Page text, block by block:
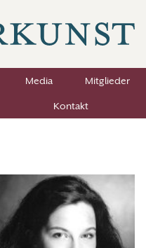
Media
Mitglieder
Kontakt